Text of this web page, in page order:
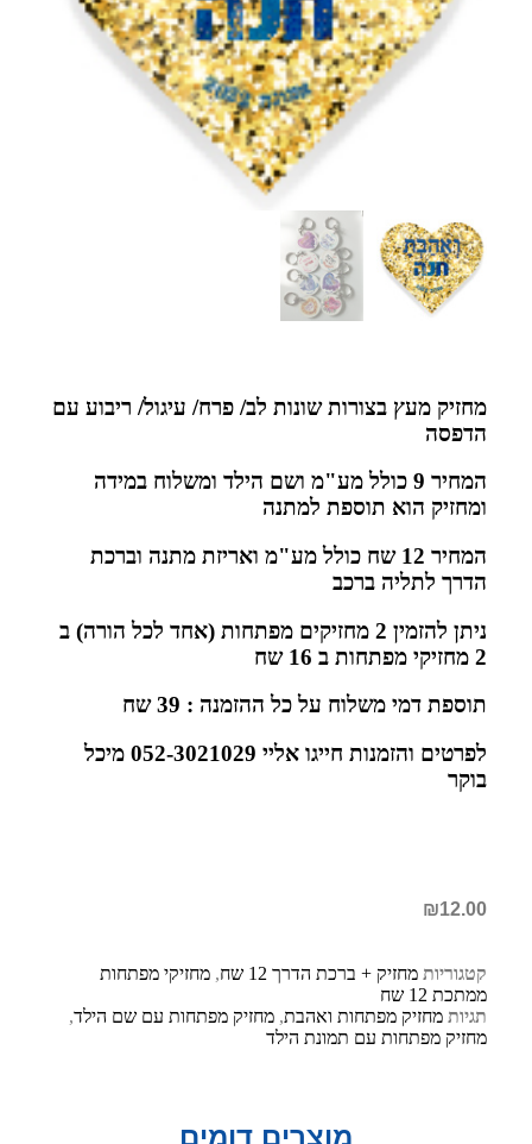
מחזיק מעץ בצורות שונות לב/ פרח/ עיגול/ ריבוע עם
הדפסה
המחיר 9 כולל מע"מ ושם הילד ומשלוח במידה
ומחזיק הוא תוספת למתנה
המחיר 12 שח כולל מע"מ ואריזת מתנה וברכת
הדרך לתליה ברכב
ניתן להזמין 2 מחזיקים מפתחות (אחד לכל הורה) ב
2 מחזיקי מפתחות ב 16 שח
תוספת דמי משלוח על כל ההזמנה : 39 שח
לפרטים והזמנות חייגו אליי 052-3021029 מיכל
בוקר
₪12.00
קטגוריות מחזיק + ברכת הדרך 12 שח , מחזיקי מפתחות
ממתכת 12 שח
תגיות מחזיק מפתחות ואהבת, מחזיק מפתחות עם שם הילד,
מחזיק מפתחות עם תמונת הילד
מוצרים דומים